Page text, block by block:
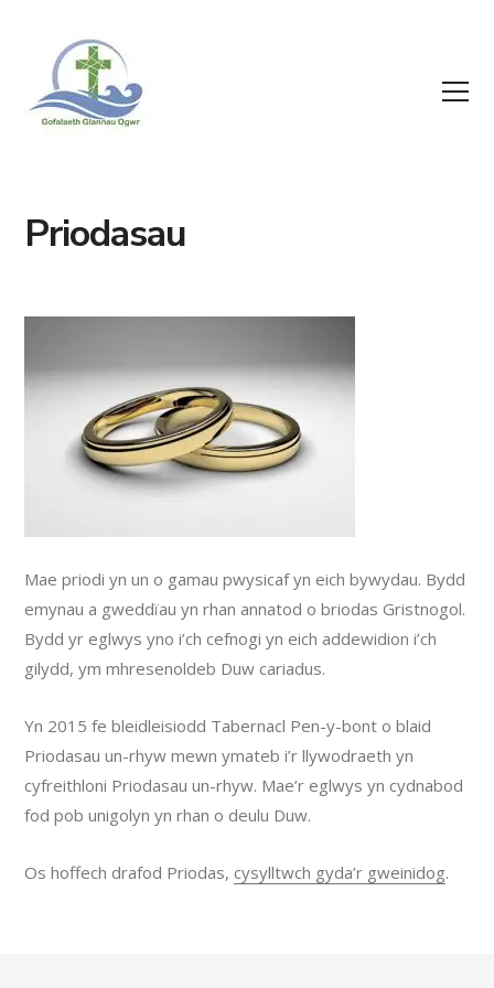
Priodasau
Mae priodi yn un o gamau pwysicaf yn eich bywydau. Bydd
emynau a gweddïau yn rhan annatod o briodas Gristnogol.
Bydd yr eglwys yno i’ch cefnogi yn eich addewidion i’ch
gilydd, ym mhresenoldeb Duw cariadus.
Yn 2015 fe bleidleisiodd Tabernacl Pen-y-bont o blaid
Priodasau un-rhyw mewn ymateb i’r llywodraeth yn
cyfreithloni Priodasau un-rhyw. Mae’r eglwys yn cydnabod
fod pob unigolyn yn rhan o deulu Duw.
Os hoffech drafod Priodas,cysylltwch gyda’r gweinidog.